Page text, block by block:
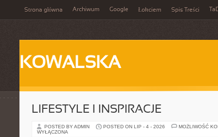
Strona główna Archiwum Google Łokciem Spis Treści
KOWALSKA
LIFESTYLE I INSPIRACJE
POSTED BY ADMIN POSTED ON LIP - 4 - 2026
MOŻLIWOŚĆ
WYŁĄCZONA